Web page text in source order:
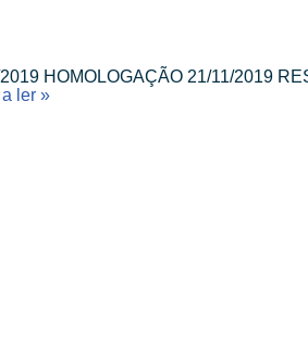
HOMOLOGAÇÃO 21/11/2019
ler »